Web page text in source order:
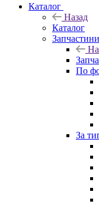
Каталог
Назад
Каталог
Запчастини
По
За